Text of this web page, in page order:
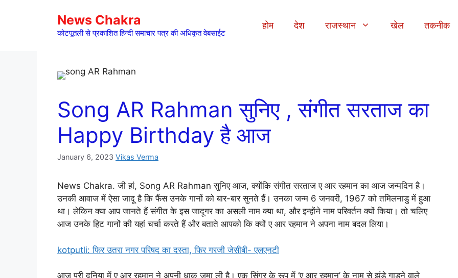
News Chakra
कोटपूतली से प्रकाशित हिन्दी समाचार पत्र की अधिकृत वेबसाईट
होम देश राजस्थान खेल तकनीक
Song AR Rahman सुनिए , संगीत सरताज का
Happy Birthday है आज
January 6, 2023 Vikas Verma
News Chakra. जी हां, Song AR Rahman सुनिए आज, क्योंकि संगीत सरताज ए आर रहमान का आज जन्मदिन है।
उनकी आवाज में ऐसा जादू है कि फैंस उनके गानों को बार-बार सुनते हैं। उनका जन्म 6 जनवरी, 1967 को तमिलनाडु में हुआ
था। लेकिन क्या आप जानते हैं संगीत के इस जादूगर का असली नाम क्या था, और इन्होंने नाम परिवर्तन क्यों किया। तो चलिए
आज उनके हिट गानों की यहां चर्चा करते हैं और बताते आपको कि क्यों ए आर रहमान ने अपना नाम बदल लिया।
kotputli: फिर उतरा नगर परिषद का दस्ता, फिर गरजी जेसीबी- एलएनटी
आज पूरी दुनिया में ए आर रहमान ने अपनी धाक जमा ली है। एक सिंगर के रूप में ‘ए आर रहमान’ के नाम से झंडे गाड़ने वाले